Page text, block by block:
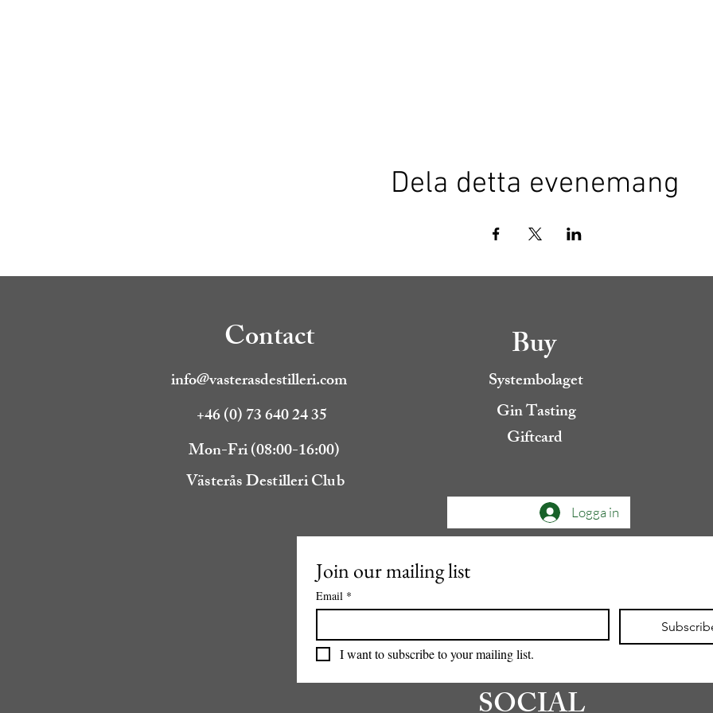
Dela detta evenemang
Contact
info@vasterasdestilleri.com
+46 (0) 73 640 24 35
Mon-Fri (08:00-16:00)
Buy
Systembolaget
Gin Tasting
Giftcard
Västerås Destilleri Club
Logga in
Join our mailing list
Email *
I want to subscribe to your mailing list.